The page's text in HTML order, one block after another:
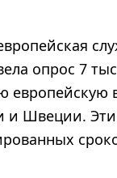
опрос 7
Швеции. Эти